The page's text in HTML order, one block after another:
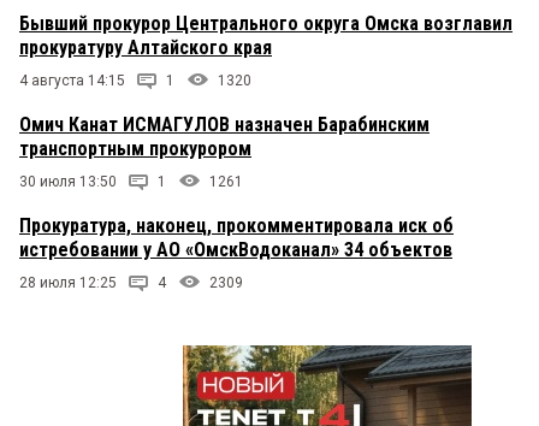
Бывший прокурор Центрального округа Омска возглавил
прокуратуру Алтайского края
4 августа 14:15 1 1320
Омич Канат ИСМАГУЛОВ назначен Барабинским
транспортным прокурором
30 июля 13:50 1 1261
Прокуратура, наконец, прокомментировала иск об
истребовании у АО «ОмскВодоканал» 34 объектов
28 июля 12:25 4 2309